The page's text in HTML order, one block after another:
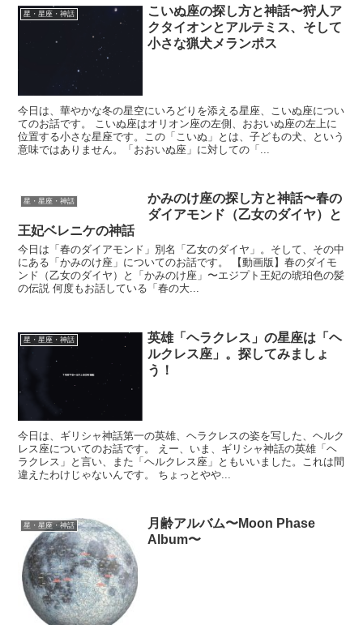
星・星座・神話
こいぬ座の探し方と神話〜狩人ア
クタイオンとアルテミス、そして
小さな猟犬メランポス
今日は、華やかな冬の星空にいろどりを添える星座、こいぬ座につい
てのお話です。 こいぬ座はオリオン座の左側、おおいぬ座の左上に
位置する小さな星座です。この「こいぬ」とは、子どもの犬、という
意味ではありません。「おおいぬ座」に対しての「...
星・星座・神話
かみのけ座の探し方と神話〜春の
ダイアモンド（乙女のダイヤ）と
王妃ベレニケの神話
今日は「春のダイアモンド」別名「乙女のダイヤ」。そして、その中
にある「かみのけ座」についてのお話です。 【動画版】春のダイモ
ンド（乙女のダイヤ）と「かみのけ座」〜エジプト王妃の琥珀色の髪
の伝説 何度もお話している「春の大...
星・星座・神話
英雄「ヘラクレス」の星座は「ヘ
ルクレス座」。探してみましょ
う！
今日は、ギリシャ神話第一の英雄、ヘラクレスの姿を写した、ヘルク
レス座についてのお話です。 えー、いま、ギリシャ神話の英雄「ヘ
ラクレス」と言い、また「ヘルクレス座」ともいいました。これは間
違えたわけじゃないんです。 ちょっとやや...
星・星座・神話
月齢アルバム〜Moon Phase
Album〜